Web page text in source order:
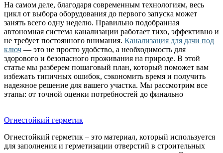
На самом деле, благодаря современным технологиям, весь
цикл от выбора оборудования до первого запуска может
занять всего одну неделю. Правильно подобранная
автономная система канализации работает тихо, эффективно и
не требует постоянного внимания. Канализация для дачи под
ключ — это не просто удобство, а необходимость для
здорового и безопасного проживания на природе. В этой
статье мы разберем пошаговый план, который поможет вам
избежать типичных ошибок, сэкономить время и получить
надежное решение для вашего участка. Мы рассмотрим все
этапы: от точной оценки потребностей до финально
Огнестойкий герметик
Огнестойкий герметик – это материал, который используется
для заполнения и герметизации отверстий в строительных